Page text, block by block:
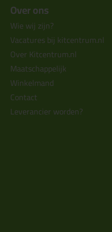
Over ons
Wie wij zijn?
Vacatures bij kitcentrum.nl
Over Kitcentrum.nl
Maatschappelijk
Winkelmand
Contact
Leverancier worden?